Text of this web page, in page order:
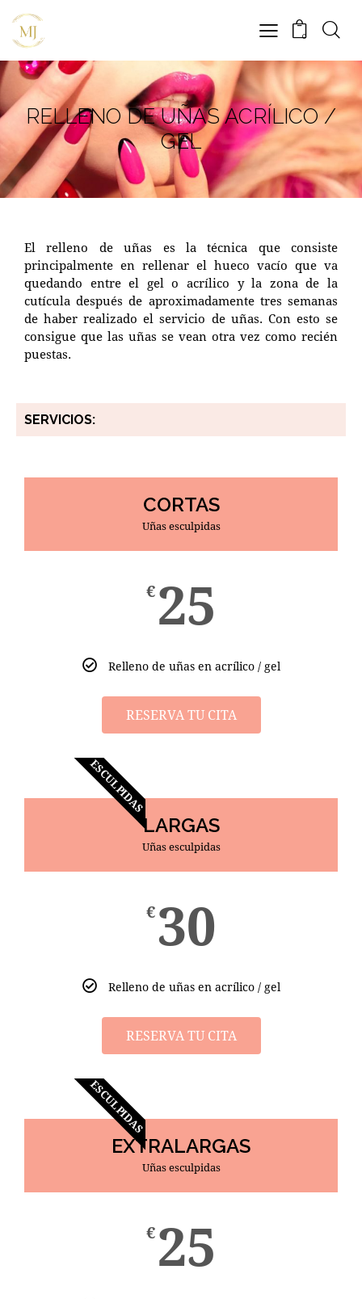
0
RELLENO DE UÑAS ACRÍLICO /
GEL
El relleno de uñas es la técnica que consiste
principalmente en rellenar el hueco vacío que va
quedando entre el gel o acrílico y la zona de la
cutícula después de aproximadamente tres semanas
de haber realizado el servicio de uñas. Con esto se
consigue que las uñas se vean otra vez como recién
puestas.
SERVICIOS:
CORTAS
Uñas esculpidas
€25
Relleno de uñas en acrílico / gel
RESERVA TU CITA
ESCULPIDAS
LARGAS
Uñas esculpidas
€30
Relleno de uñas en acrílico / gel
RESERVA TU CITA
ESCULPIDAS
EXTRALARGAS
Uñas esculpidas
€25